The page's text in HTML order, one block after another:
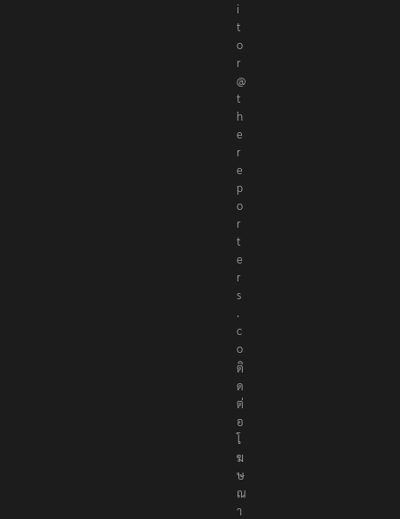
i
t
o
r
@
t
h
e
r
e
p
o
r
t
e
r
s
.
c
o
ติ
ด
ต่
อ
โ
ฆ
ษ
ณ
า